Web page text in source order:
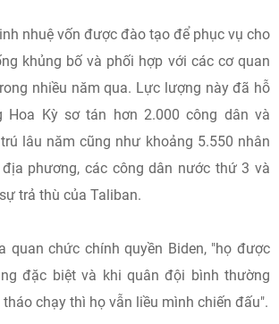
nhuệ vốn được đào tạo để phục vụ cho
khủng bố và phối hợp với các cơ quan
nhiều năm qua. Lực lượng này đã hỗ
Hoa Kỳ sơ tán hơn 2.000 công dân và
lâu năm cũng như khoảng 5.550 nhân
phương, các công dân nước thứ 3 và
trả thù của Taliban.
quan chức chính quyền Biden, "họ được
đặc biệt và khi quân đội bình thường
chạy thì họ vẫn liều mình chiến đấu".